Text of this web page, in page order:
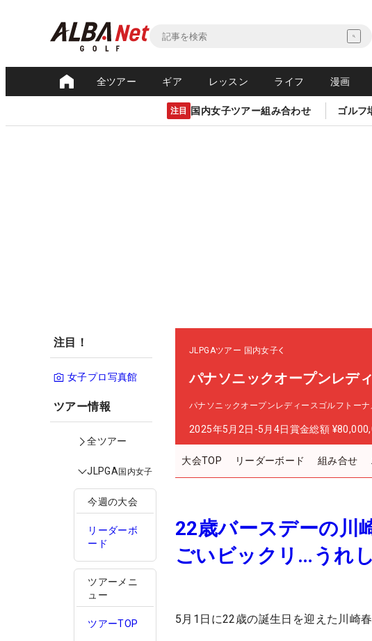
全ツアー ギア レッスン ライフ 漫画
注目 国内女子ツアー組み合わせ ゴルフ
注目！
女子プロ写真館
ツアー情報
全ツアー
JLPGA国内女子
今週の大会
リーダーボ
ード
ツアーメニ
ュー
ツアーTOP
JLPGAツアー 国内女子
パナソニックオープンレデ
パナソニックオープンレディースゴルフトーナ
2025年5月2日-5月4日賞金総額
大会TOP リーダーボード 組み合せ
22歳バースデーの川
ごいビックリ…うれし
5月1日に22歳の誕生日を迎えた川崎